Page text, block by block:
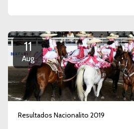
11
Aug
Resultados Nacionalito 2019